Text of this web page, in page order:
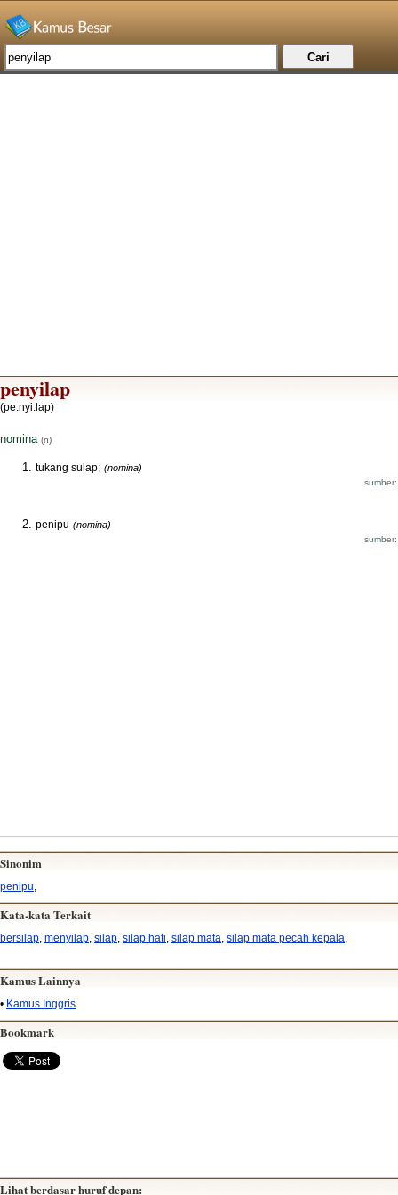
penyilap
(pe.nyi.lap)
nomina (n)
tukang sulap; (nomina)
penipu (nomina)
Sinonim
penipu
Kata-kata Terkait
bersilap, menyilap, silap, silap hati, silap mata, silap mata pecah kepala,
Kamus Lainnya
• Kamus Inggris
Bookmark
Lihat berdasar huruf depan: